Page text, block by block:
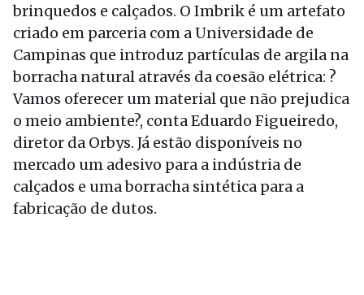
brinquedos e calçados. O Imbrik é um artefato
criado em parceria com a Universidade de
Campinas que introduz partículas de argila na
borracha natural através da coesão elétrica: ?
Vamos oferecer um material que não prejudica
o meio ambiente?, conta Eduardo Figueiredo,
diretor da Orbys. Já estão disponíveis no
mercado um adesivo para a indústria de
calçados e uma borracha sintética para a
fabricação de dutos.